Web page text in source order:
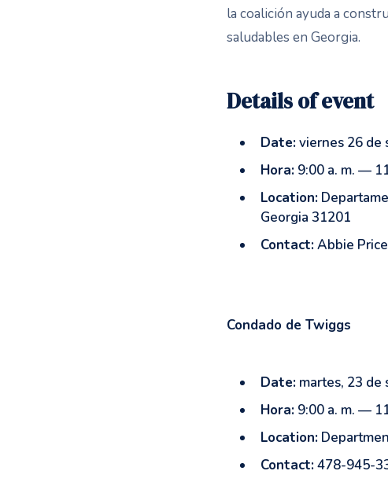
la coalición ayuda a
saludables en Georgia.
Details of event
Date:viernes 26 de
Hora: 9:00 a. m. —
Location:
Georgia 31201
Contact:Abbie
Condado de Twiggs
Date: martes, 23
Hora: 9:00 a. m. —
Location:
Contact:478-945-